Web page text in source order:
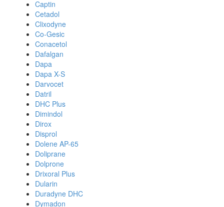
Captin
Cetadol
Clixodyne
Co-Gesic
Conacetol
Dafalgan
Dapa
Dapa X-S
Darvocet
Datril
DHC Plus
Dimindol
Dirox
Disprol
Dolene AP-65
Doliprane
Dolprone
Drixoral Plus
Dularin
Duradyne DHC
Dymadon